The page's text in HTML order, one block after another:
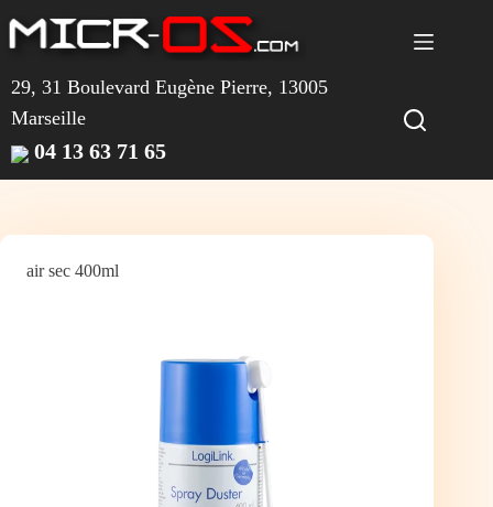
au
contenu
29, 31 Boulevard Eugène Pierre, 13005
Marseille
04 13 63 71 65
air sec 400ml